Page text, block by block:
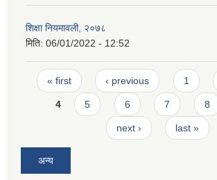
शिक्षा नियमावली, २०७८
मिति: 06/01/2022 - 12:52
Pages
« first ‹ previous 1
4 5 6 7 8
next › last »
अन्य